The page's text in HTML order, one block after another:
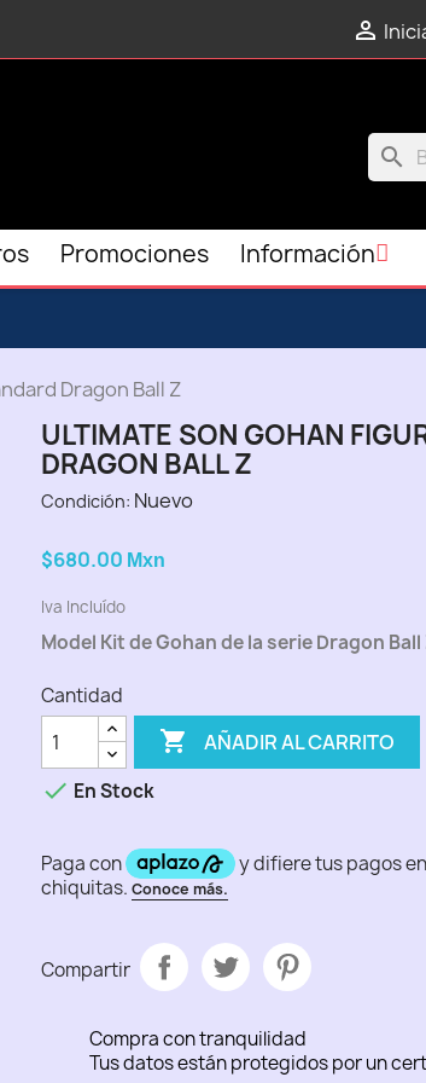

search
Promociones Información
Dragon Ball Z
ULTIMATE SON GOHAN
DRAGON BALL Z
Condición: Nuevo
$680.00 Mxn
Iva Incluído
Model Kit de Gohan de la serie Dragon Ball
Cantidad
 AÑADIR AL CARRITO
 En Stock
Compartir
Compra con tranquilidad
Tus datos están protegidos por un